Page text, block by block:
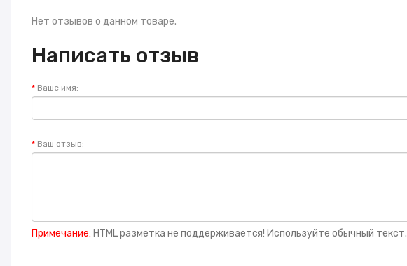
Нет отзывов о данном товаре.
Написать отзыв
Ваше имя:
Ваш отзыв:
Примечание: HTML разметка не поддерживается! Используйте обычный текст.